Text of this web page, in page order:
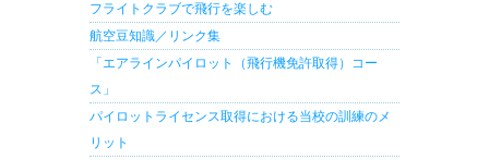
フライトクラブで飛行を楽しむ
航空豆知識／リンク集
「エアラインパイロット（飛行機免許取得）コー
ス」
パイロットライセンス取得における当校の訓練のメ
リット